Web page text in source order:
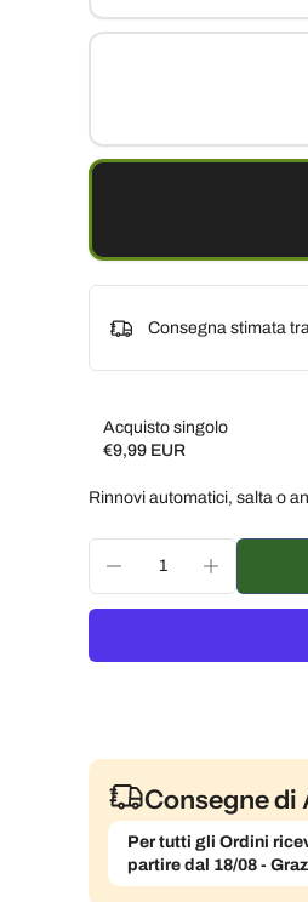
Consegna stimata
Acquisto singolo
€9,99 EUR
Subscribe and save
Consegna ogni
Rinnovi automatici, salta o
Consegne di
Per tutti gli Ordini
partire dal 18/08 -